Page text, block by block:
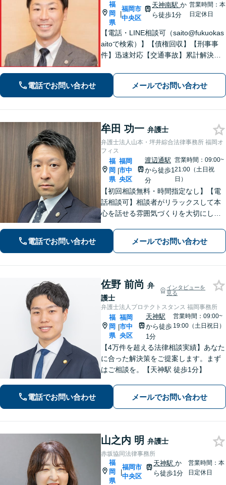
福
岡
県
|
福岡市
中央区
天神南駅か
ら徒歩1分
営業時間：本
日定休日
【電話・LINE相談可（saito@fukuokas
aitoで検索）】【債権回収】【刑事事
件】迅速対応【交通事故】累計解決実
【初回相談無料】【プロ野球選手会公
認代理人】【九州・中国・沖縄対応】
【天神南駅直結】
電話でお問い合わせ メールでお問い合わせ
牟田 功一 弁護士
弁護士法人山本・坪井綜合法律事務所 福岡オ
フィス
福
岡
県
|
福岡
市中
央区
渡辺通駅
から徒歩1
分
営業時間：09:00~
21:00（土日祝
日）
【初回相談無料・時間指定なし】【電
話相談可】相談者がリラックスして本
心を話せる雰囲気づくりを大切にして
件】【刑事事件】の豊富な経験を活か
し、相談者様のお悩み解決に向けサポ
電話でお問い合わせ メールでお問い合わせ
佐野 前尚 弁
護士
インタビューを
見る
弁護士法人プロテクトスタンス 福岡事務所
福
岡
県
|
福岡
市中
央区
天神駅
から徒歩
1分
営業時間：09:00~
19:00（土日祝日）
【4万件を超える法律相談実績】あなた
に合った解決策をご提案します。まず
はご相談を。【天神駅 徒歩1分】
電話でお問い合わせ メールでお問い合わせ
山之内 明 弁護士
赤坂協同法律事務所
福
岡
県
|
福岡市
中央区
天神駅 か
ら徒歩1分
営業時間：本
日定休日